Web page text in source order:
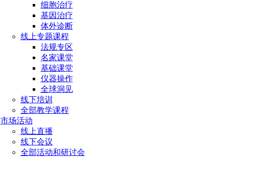
细胞治疗
基因治疗
体外诊断
线上专题课程
法规专区
名家课堂
基础课堂
仪器操作
全球洞见
线下培训
全部教学课程
市场活动
线上直播
线下会议
全部活动和研讨会